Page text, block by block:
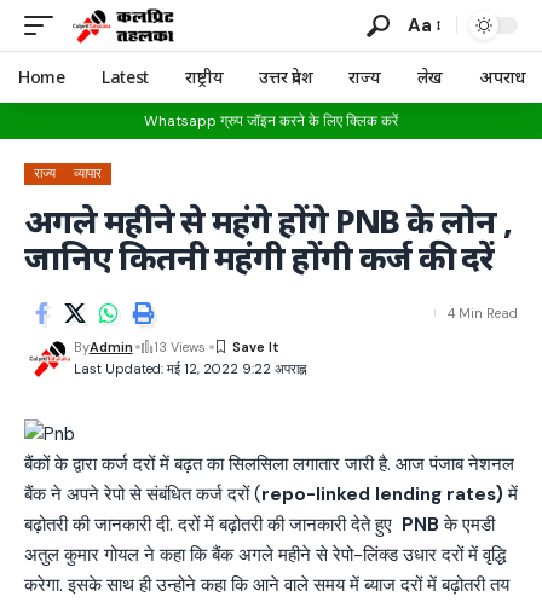
Aa
Home Latest राष्ट्रीय उत्तर प्रदेश राज्य लेख अपराध
Whatsapp ग्रुप जॉइन करने के लिए क्लिक करें
राज्य व्यापार
अगले महीने से महंगे होंगे PNB के लोन ,
जानिए कितनी महंगी होंगी कर्ज की दरें
Last Updated: मई 12, 2022 9:22 अपराह्न
ByAdmin 13 Views
4 Min Read
बैंकों के द्वारा कर्ज दरों में बढ़त का सिलसिला लगातार जारी है. आज पंजाब नेशनल
बैंक ने अपने रेपो से संबंधित कर्ज दरों (repo-linked lending rates) में
बढ़ोतरी की जानकारी दी. दरों में बढ़ोतरी की जानकारी देते हुए PNB के एमडी
अतुल कुमार गोयल ने कहा कि बैंक अगले महीने से रेपो-लिंक्ड उधार दरों में वृद्धि
करेगा. इसके साथ ही उन्होने कहा कि आने वाले समय में ब्याज दरों में बढ़ोतरी तय